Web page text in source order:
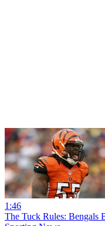
1:46
The Tuck Rules: Bengals